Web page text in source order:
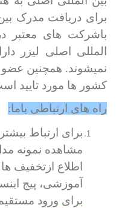
برای دریافت مدرک
باشرکت های معتبر
المللی اصلی لیزر
نمیشوند. همچنین عضو
کشور ها مورد تایید
راه های ارتباطی باما:
برای ارتباط
مشاهده نمونه
اطلاع ازتخفیف
آموزشی، پیج
برای ورود